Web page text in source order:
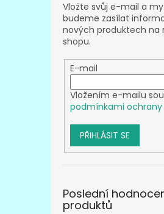
Vložte svůj e-mail a
budeme zasílat
nových produktech na
shopu.
E-mail
Vložením e-mailu
podmínkami
PŘIHLÁSIT SE
Poslední
produktů